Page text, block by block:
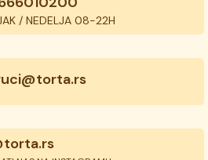
/ NEDELJA 08-22H